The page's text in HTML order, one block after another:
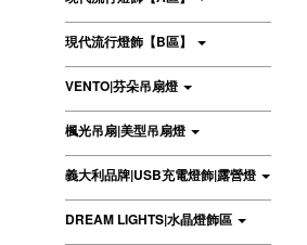
現代流行燈飾【B區】
VENTO|芬朵吊扇燈
楓光吊扇|美型吊扇燈
義大利品牌|USB充電燈飾|露營燈
DREAM LIGHTS|水晶燈飾區